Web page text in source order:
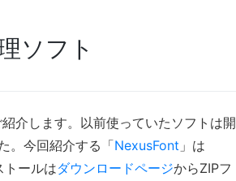
ソフト
介します。以前使っていたソフトは開
。今回紹介する「NexusFont 」は
ールはダウンロードページからZIPフ